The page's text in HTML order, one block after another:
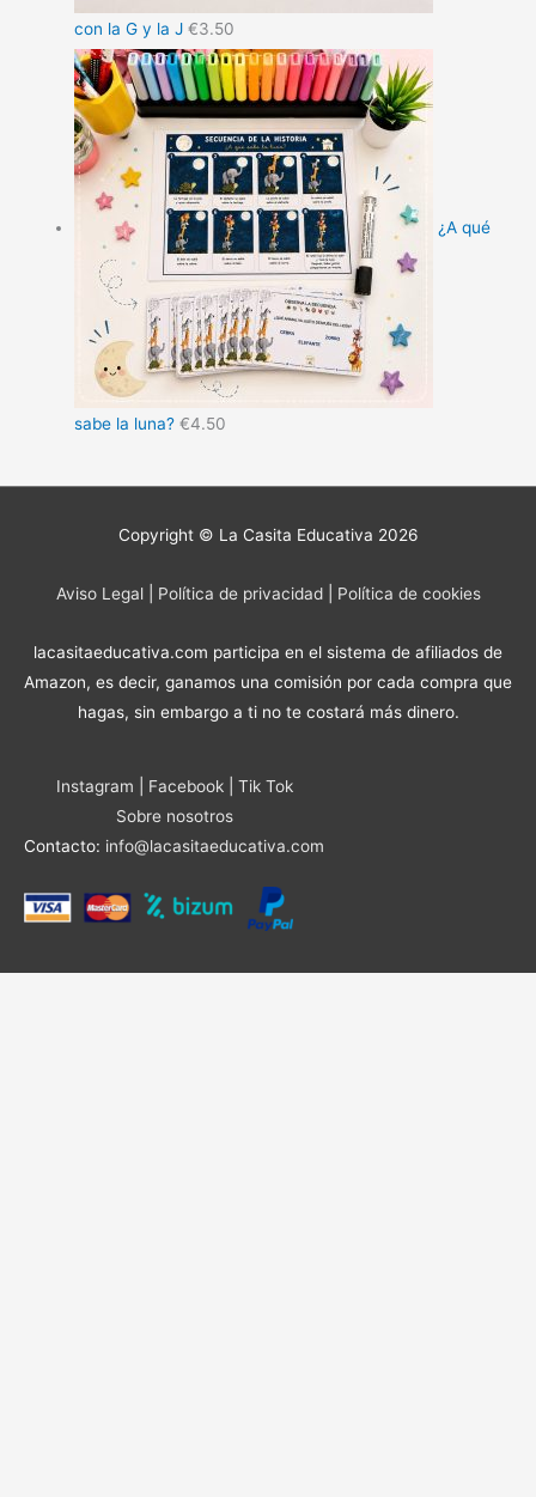
con la G y la J €3.50
¿A qué
sabe la luna? €4.50
Copyright © La Casita Educativa 2026
Aviso Legal| Política de privacidad| Política de cookies
lacasitaeducativa.com participa en el sistema de afiliados de
Amazon, es decir, ganamos una comisión por cada compra que
hagas, sin embargo a ti no te costará más dinero.
Instagram Facebook| Tik Tok
Sobre nosotros
Contacto: info@lacasitaeducativa.com